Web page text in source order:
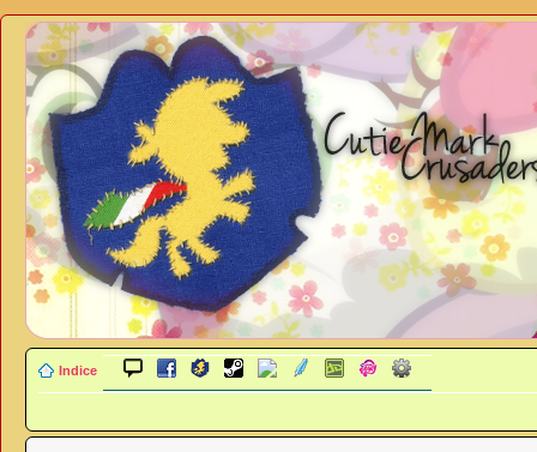
Indice